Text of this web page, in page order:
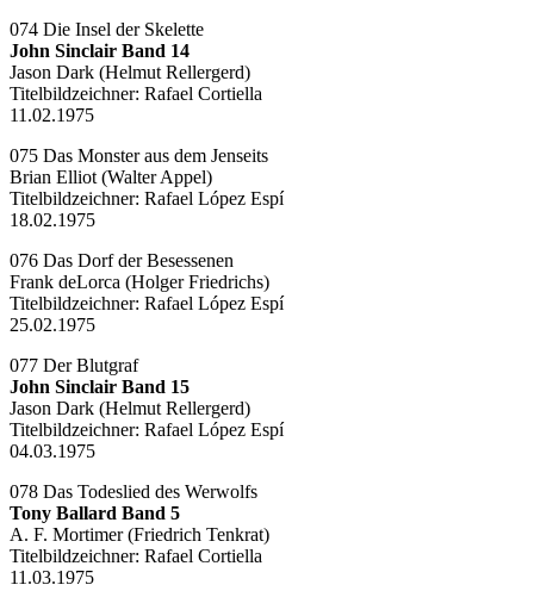
074 Die Insel der Skelette
John Sinclair Band 14
Jason Dark (Helmut Rellergerd)
Titelbildzeichner: Rafael Cortiella
11.02.1975
075 Das Monster aus dem Jenseits
Brian Elliot (Walter Appel)
Titelbildzeichner: Rafael López Espí
18.02.1975
076 Das Dorf der Besessenen
Frank deLorca (Holger Friedrichs)
Titelbildzeichner: Rafael López Espí
25.02.1975
077 Der Blutgraf
John Sinclair Band 15
Jason Dark (Helmut Rellergerd)
Titelbildzeichner: Rafael López Espí
04.03.1975
078 Das Todeslied des Werwolfs
Tony Ballard Band 5
A. F. Mortimer (Friedrich Tenkrat)
Titelbildzeichner: Rafael Cortiella
11.03.1975